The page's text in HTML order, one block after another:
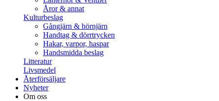
Åror & annat
Kulturbeslag
Gångjärn & hörnjärn
Handtag & dörrtrycken
Hakar, varpor, haspar
Handsmidda beslag
Litteratur
Livsmedel
Återförsäljare
Nyheter
Om oss